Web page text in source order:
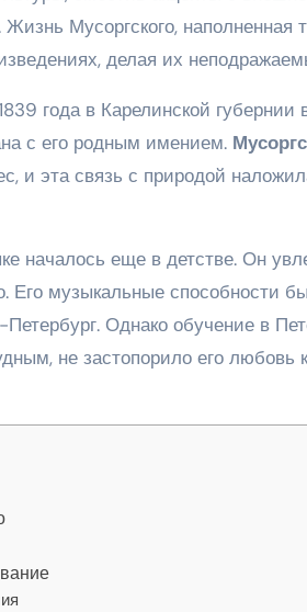
Мусоргского, наполненная
делая их
года в Карелинской
с его родным имением.
и эта связь с природой
началось еще в детстве. Он
Его музыкальные способности
Петербург. Однако обучение в
не застопорило его